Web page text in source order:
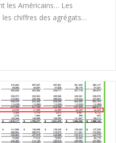
les Américains… Les
les chiffres des agrégats…